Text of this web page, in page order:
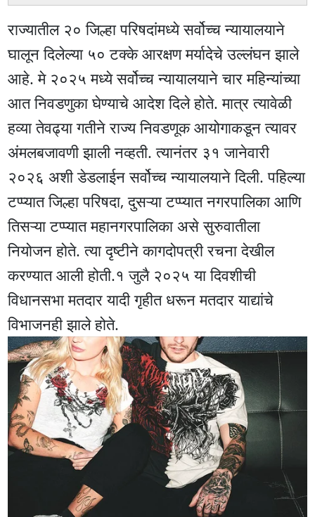
राज्यातील २० जिल्हा परिषदांमध्ये सर्वोच्च न्यायालयाने
घालून दिलेल्या ५० टक्के आरक्षण मर्यादेचे उल्लंघन झाले
आहे. मे २०२५ मध्ये सर्वोच्च न्यायालयाने चार महिन्यांच्या
आत निवडणुका घेण्याचे आदेश दिले होते. मात्र त्यावेळी
हव्या तेवढ्या गतीने राज्य निवडणूक आयोगाकडून त्यावर
अंमलबजावणी झाली नव्हती. त्यानंतर ३१ जानेवारी
२०२६ अशी डेडलाईन सर्वोच्च न्यायालयाने दिली. पहिल्या
टप्प्यात जिल्हा परिषदा, दुसऱ्या टप्प्यात नगरपालिका आणि
तिसऱ्या टप्प्यात महानगरपालिका असे सुरुवातीला
नियोजन होते. त्या दृष्टीने कागदोपत्री रचना देखील
करण्यात आली होती.१ जुलै २०२५ या दिवशीची
विधानसभा मतदार यादी गृहीत धरून मतदार याद्यांचे
विभाजनही झाले होते.